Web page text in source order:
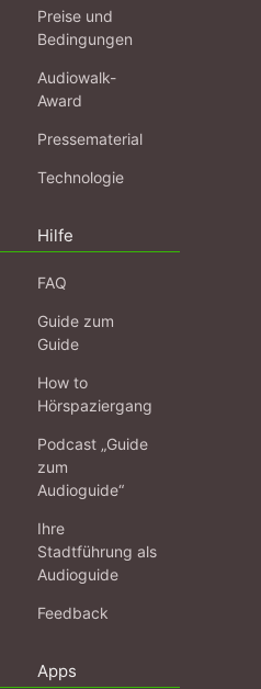
Preise und
Bedingungen
Audiowalk-
Award
Pressematerial
Technologie
Hilfe
FAQ
Guide zum
Guide
How to
Hörspaziergang
Podcast „Guide
zum
Audioguide“
Ihre
Stadtführung als
Audioguide
Feedback
Apps